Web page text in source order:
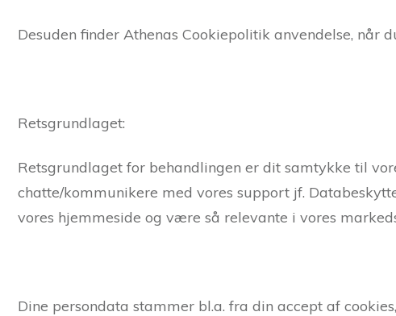
Desuden finder Athenas Cookiepolitik anvendelse, når
Retsgrundlaget:
Retsgrundlaget for behandlingen er dit samtykke til
chatte/kommunikere med vores support jf.
vores hjemmeside og være så relevante i vores
Dine persondata stammer bl.a. fra din accept af